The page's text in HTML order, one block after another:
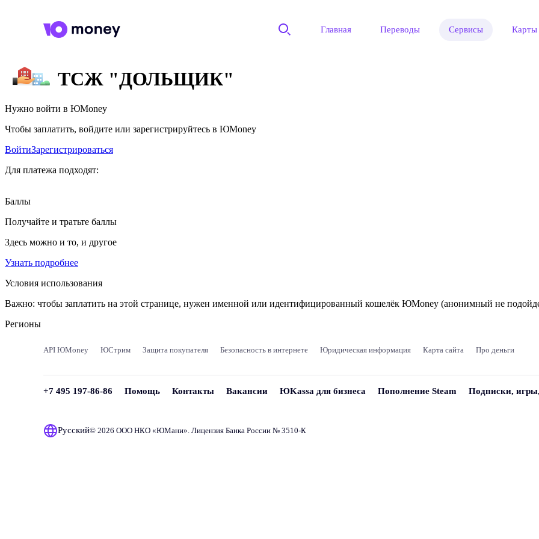
Главная Переводы Сервисы Карты
ТСЖ "ДОЛЬЩИК"
Нужно войти в ЮMoney
Чтобы заплатить, войдите или зарегистрируйтесь в ЮMoney
ВойтиЗарегистрироваться
Для платежа подходят:
Баллы
Получайте и тратьте баллы
Здесь можно и то, и другое
Узнать подробнее
Условия использования
Важно: чтобы заплатить на этой странице, нужен именной или идентифицированный кошелёк ЮMoney (анонимный не
Регионы
API ЮMoney ЮСтрим Защита покупателя Безопасность в интернете Юридическая информация Карта сайта Про деньги
+7 495 197-86-86 Помощь Контакты Вакансии ЮKassa для бизнеса Пополнение Steam Подписки,
Русский© 2026 ООО НКО «ЮМани». Лицензия Банка России № 3510‑К